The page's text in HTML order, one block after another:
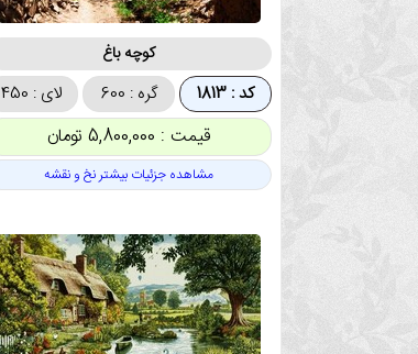
کوچه باغ
کد : 1813 گره : 600 لای : 450
قیمت : 5,800,000 تومان
مشاهده جزئیات بیشتر نخ و نقشه